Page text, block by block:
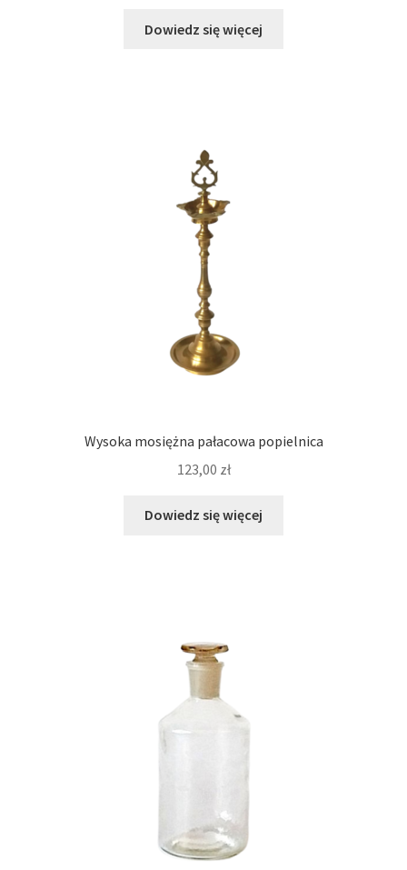
Dowiedz się więcej
Wysoka mosiężna pałacowa popielnica
123,00 zł
Dowiedz się więcej